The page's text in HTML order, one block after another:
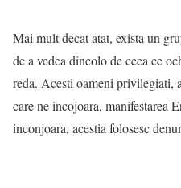
Mai mult decat atat, exista un
de a vedea dincolo de ceea ce
reda. Acesti oameni privilegiati,
care ne incojoara, manifestarea
inconjoara, acestia folosesc